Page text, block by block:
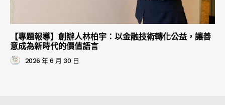
【專題報導】創辦人林柏宇：以金融技術轉化公益，讓善
意成為新時代的價值語言
2026 年 6 月 30 日